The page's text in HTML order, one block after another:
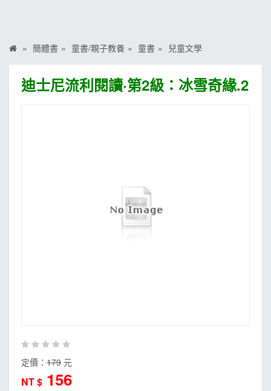
簡體書 童書/親子教養 童書 兒童文學
迪士尼流利閱讀·第2級：冰雪奇緣.2
定價： 179 元
NT $ 156